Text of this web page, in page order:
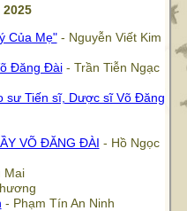
Của Mẹ"- Nguyễn Viết Kim
Đăng Đài- Trần Tiễn Ngạc
sư Tiến sĩ, Dược sĩ Võ Đăng
VÕ ĐĂNG ĐÀI - Hồ Ngọc
Mai
- Phạm Tín An Ninh